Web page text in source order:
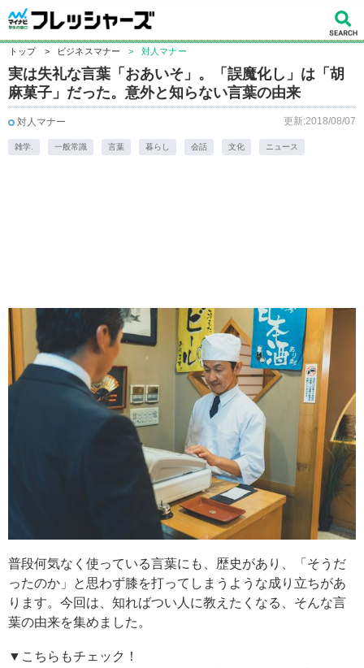
トップ > ビジネスマナー > 対人マナー
実は失礼な言葉「おあいそ」。「誤魔化し」は「胡
麻菓子」だった。意外と知らない言葉の由来
対人マナー 更新:2018/08/07
雑学. 一般常識 言葉 暮らし 会話 文化 ニュース
普段何気なく使っている言葉にも、歴史があり、「そうだ
ったのか」と思わず膝を打ってしまうような成り立ちがあ
ります。今回は、知ればつい人に教えたくなる、そんな言
葉の由来を集めました。
▼こちらもチェック！